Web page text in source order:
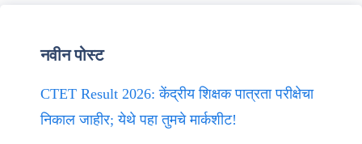
नवीन पोस्ट
CTET Result 2026: केंद्रीय शिक्षक पात्रता परीक्षेचा
निकाल जाहीर; येथे पहा तुमचे मार्कशीट!